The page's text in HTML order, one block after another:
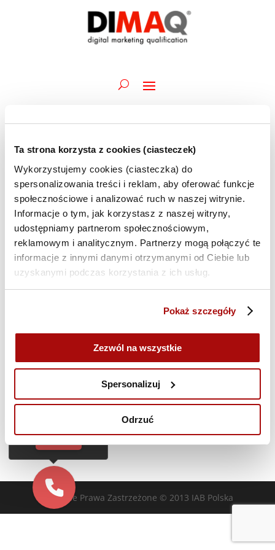
Ta strona korzysta z cookies (ciasteczek)
Wykorzystujemy cookies (ciasteczka) do
spersonalizowania treści i reklam, aby oferować funkcje
społecznościowe i analizować ruch w naszej witrynie.
Informacje o tym, jak korzystasz z naszej witryny,
udostępniamy partnerom społecznościowym,
reklamowym i analitycznym. Partnerzy mogą połączyć te
informacje z innymi danymi otrzymanymi od Ciebie lub
uzyskanymi podczas korzystania z ich usług.
Pokaż szczegóły
Zezwól na wszystkie
Spersonalizuj
Odrzuć
Wydarzenia
for
25
października
2023
po
i
25.10.2023
Wybierz
datę.
Trwające
Akademia DIMAQ Professional | M.Szczur | 18-
27.10 | szkolenie ONLINE | BRAK MIEJSC
18 października 2023 @ 13:15-27 października 2023 @ 16:00
23 października 2023 @ 13:30-27 października 2023 @ 16:30
Zasubskrybuj kalendarz
Wszelkie Prawa Zastrzeżone © 2013 IAB Polska
Cześć!
do Ciebie za darmo
TAK